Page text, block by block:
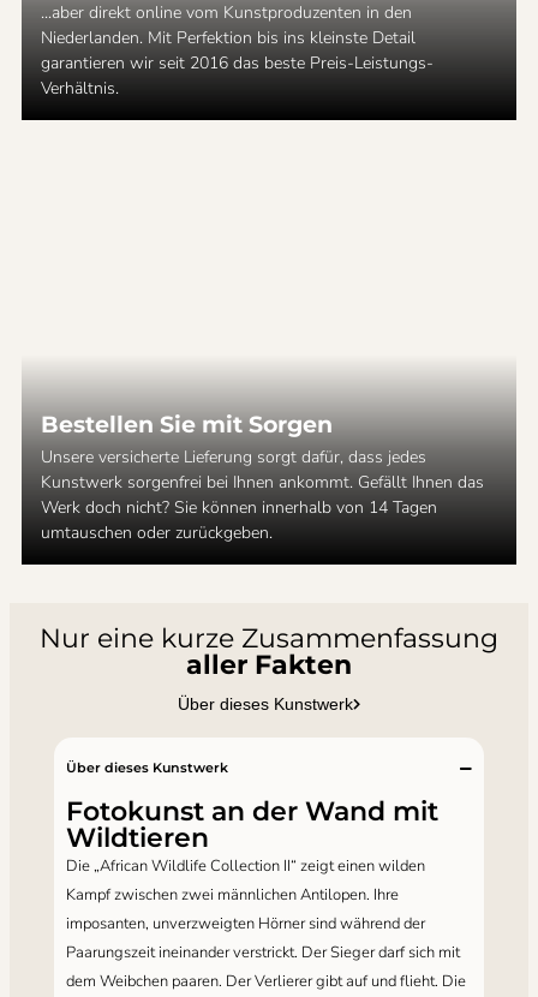
...aber direkt online vom Kunstproduzenten in den
Niederlanden. Mit Perfektion bis ins kleinste Detail
garantieren wir seit 2016 das beste Preis-Leistungs-
Verhältnis.
Bestellen Sie mit Sorgen
Unsere versicherte Lieferung sorgt dafür, dass jedes
Kunstwerk sorgenfrei bei Ihnen ankommt. Gefällt Ihnen das
Werk doch nicht? Sie können innerhalb von 14 Tagen
umtauschen oder zurückgeben.
Nur eine kurze Zusammenfassung
aller Fakten
Über dieses Kunstwerk
Über dieses Kunstwerk
Fotokunst an der Wand mit
Wildtieren
Die „African Wildlife Collection II“ zeigt einen wilden
Kampf zwischen zwei männlichen Antilopen. Ihre
imposanten, unverzweigten Hörner sind während der
Paarungszeit ineinander verstrickt. Der Sieger darf sich mit
dem Weibchen paaren. Der Verlierer gibt auf und flieht. Die